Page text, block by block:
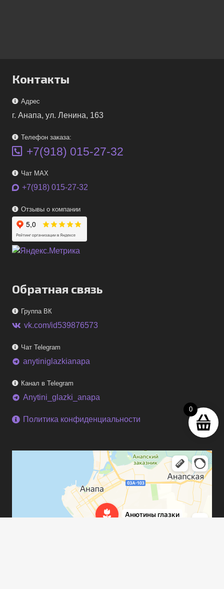
0
Контакты
Адрес
г. Анапа, ул. Ленина, 163
Телефон заказа:
+7(918) 015-27-32
Чат MAX
+7(918) 015-27-32
Отзывы о компании
Обратная связь
Группа ВК
vk.com/id539876573
Чат Telegram
telegram anytiniglazkianapa
Канал в Telegram
telegram Anytini_glazki_anapa
Политика конфиденциальности